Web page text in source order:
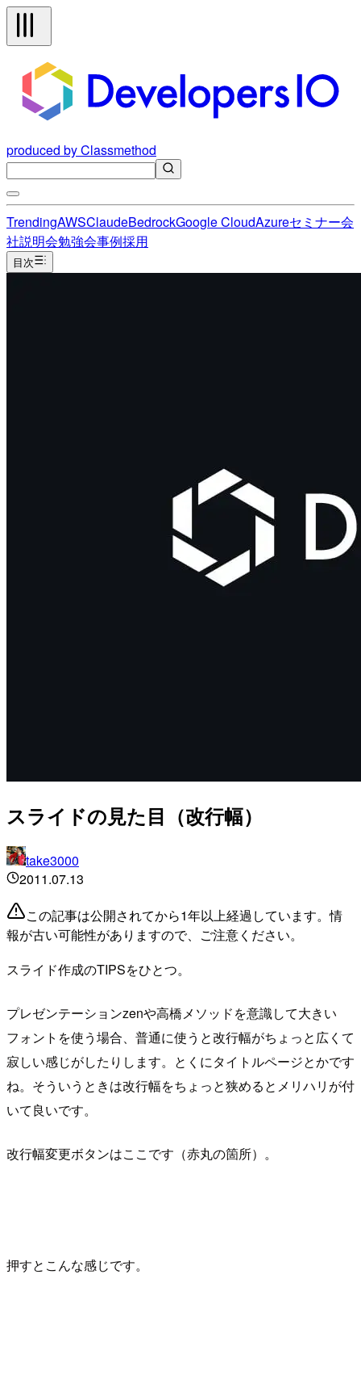
produced by Classmethod
TrendingAWSClaudeBedrockGoogle CloudAzureセミナー会
社説明会勉強会事例採用
目次
スライドの見た目（改行幅）
take3000
2011.07.13
この記事は公開されてから1年以上経過しています。情
報が古い可能性がありますので、ご注意ください。
スライド作成のTIPSをひとつ。
プレゼンテーションzenや高橋メソッドを意識して大きい
フォントを使う場合、普通に使うと改行幅がちょっと広くて
寂しい感じがしたりします。とくにタイトルページとかです
ね。そういうときは改行幅をちょっと狭めるとメリハリが付
いて良いです。
改行幅変更ボタンはここです（赤丸の箇所）。
押すとこんな感じです。